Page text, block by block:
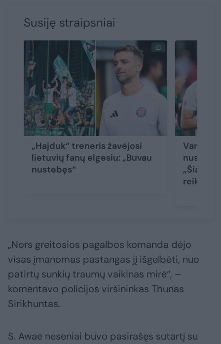
Susiję straipsniai
„Hajduk“ treneris žavėjosi
lietuvių fanų elgesiu: „Buvau
nustebęs“
reikia
„Nors greitosios pagalbos komanda dėjo
visas įmanomas pastangas jį išgelbėti, nuo
patirtų sunkių traumų vaikinas mirė“, –
komentavo policijos viršininkas Thunas
Sirikhuntas.
S. Awae neseniai buvo pasirašęs sutartį su